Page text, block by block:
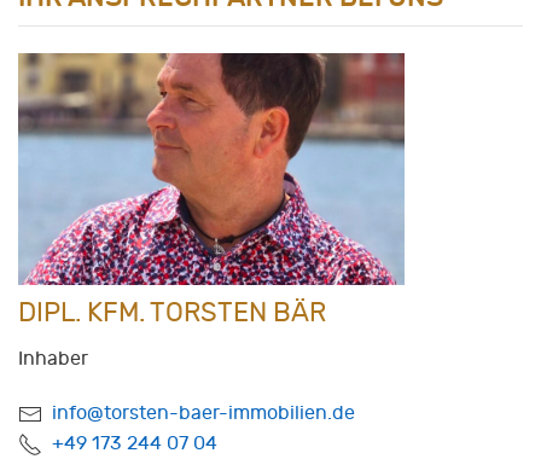
DIPL. KFM. TORSTEN BÄR
Inhaber
info@torsten-baer-immobilien.de
+49 173 244 07 04